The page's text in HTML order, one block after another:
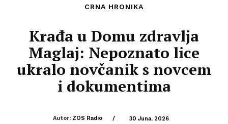
CRNA HRONIKA
Krađa u Domu zdravlja
Maglaj: Nepoznato lice
ukralo novčanik s novcem
i dokumentima
Autor: ZOS Radio / 30 Juna, 2026